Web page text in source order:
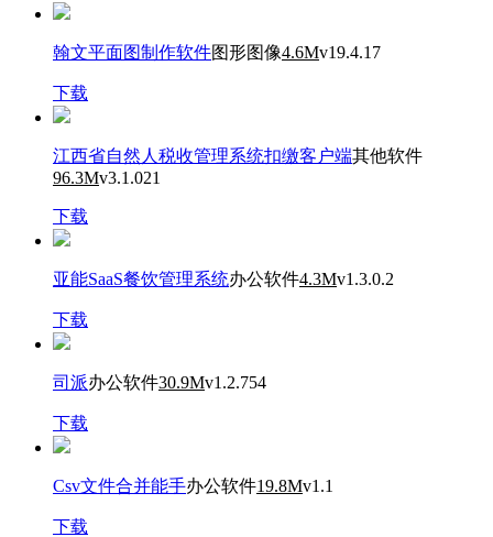
翰文平面图制作软件图形图像4.6Mv19.4.17
下载
江西省自然人税收管理系统扣缴客户端其他软件
96.3Mv3.1.021
下载
亚能SaaS餐饮管理系统办公软件4.3Mv1.3.0.2
下载
司派办公软件30.9Mv1.2.754
下载
Csv文件合并能手办公软件19.8Mv1.1
下载